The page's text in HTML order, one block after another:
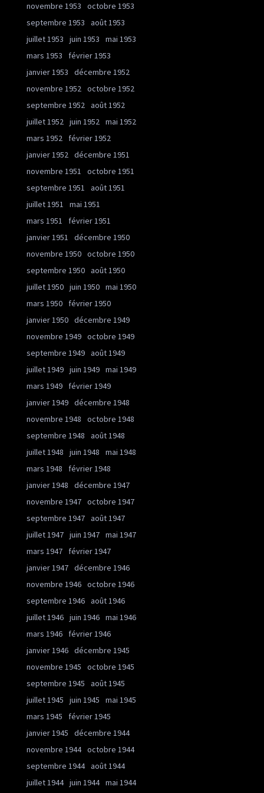
novembre 1953
octobre 1953
septembre 1953
août 1953
juillet 1953
juin 1953
mai 1953
mars 1953
février 1953
janvier 1953
décembre 1952
novembre 1952 octobre 1952
septembre 1952 août 1952
juillet 1952 juin 1952 mai 1952
mars 1952
février 1952
janvier 1952 décembre 1951
novembre 1951
octobre 1951
septembre 1951
août 1951
juillet 1951
mai 1951
mars 1951
février 1951
janvier 1951
décembre 1950
novembre 1950 octobre 1950
septembre 1950 août 1950
juillet 1950 juin 1950 mai 1950
mars 1950
février 1950
janvier 1950 décembre 1949
novembre 1949 octobre 1949
septembre 1949 août 1949
juillet 1949 juin 1949 mai 1949
mars 1949
février 1949
janvier 1949 décembre 1948
novembre 1948
octobre 1948
septembre 1948
août 1948
juillet 1948
juin 1948
mai 1948
mars 1948
février 1948
janvier 1948
décembre 1947
novembre 1947 octobre 1947
septembre 1947 août 1947
juillet 1947 juin 1947 mai 1947
mars 1947
février 1947
janvier 1947 décembre 1946
novembre 1946 octobre 1946
septembre 1946 août 1946
juillet 1946 juin 1946 mai 1946
mars 1946
février 1946
janvier 1946 décembre 1945
novembre 1945
octobre 1945
septembre 1945
août 1945
juillet 1945
juin 1945
mai 1945
mars 1945
février 1945
janvier 1945
décembre 1944
novembre 1944 octobre 1944
septembre 1944 août 1944
juillet 1944 juin 1944 mai 1944